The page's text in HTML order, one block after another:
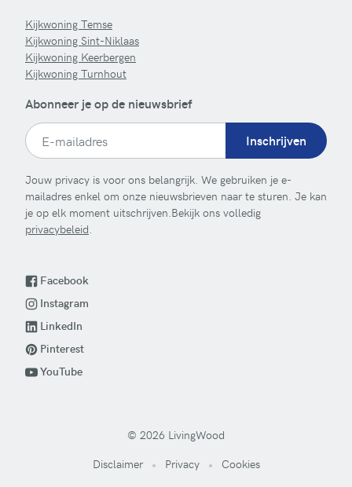
Kijkwoning Temse
Kijkwoning Sint-Niklaas
Kijkwoning Keerbergen
Kijkwoning Turnhout
Abonneer je op de nieuwsbrief
Inschrijven
Jouw privacy is voor ons belangrijk. We gebruiken je e-
mailadres enkel om onze nieuwsbrieven naar te sturen. Je kan
je op elk moment uitschrijven.Bekijk ons volledig
privacybeleid.
Facebook
Instagram
LinkedIn
Pinterest
YouTube
© 2026 LivingWood
Disclaimer
Privacy
Cookies